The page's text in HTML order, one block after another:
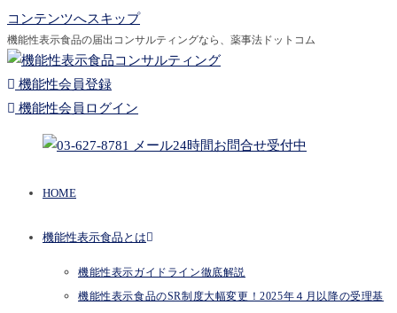
コンテンツへスキップ
機能性表示食品の届出コンサルティングなら、薬事法ドットコム
機能性会員登録
機能性会員ログイン
HOME
機能性表示食品とは
機能性表示ガイドライン徹底解説
機能性表示食品のSR制度大幅変更！2025年４月以降の受理基